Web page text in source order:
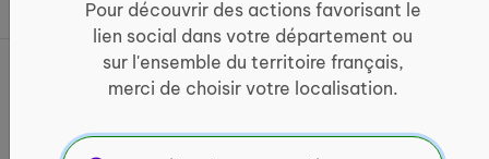
Pour découvrir des actions favorisant le
lien social dans votre département ou
sur l'ensemble du territoire français,
merci de choisir votre localisation.
Partager sur
France services Ebreuil
INFORMATIQUE ET ACCÈS AUX DROITS